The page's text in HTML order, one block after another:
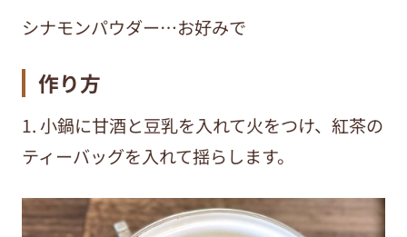
シナモンパウダー…お好みで
作り方
1. 小鍋に甘酒と豆乳を入れて火をつけ、紅茶の
ティーバッグを入れて揺らします。